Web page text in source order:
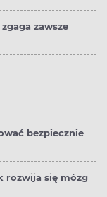
zawsze
bezpiecznie
rozwija się mózg